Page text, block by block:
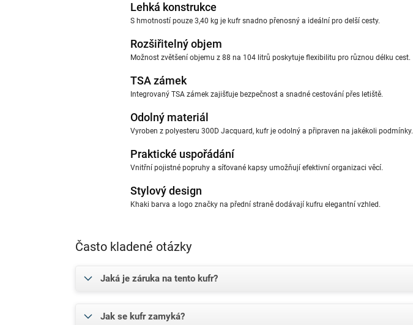
Lehká konstrukce
S hmotností pouze 3,40 kg je kufr snadno přenosný a ideální pro delší cesty.
Rozšiřitelný objem
Možnost zvětšení objemu z 88 na 104 litrů poskytuje flexibilitu pro různou délku cest.
TSA zámek
Integrovaný TSA zámek zajišťuje bezpečnost a snadné cestování přes letiště.
Odolný materiál
Vyroben z polyesteru 300D Jacquard, kufr je odolný a připraven na jakékoli podmínky.
Praktické uspořádání
Vnitřní pojistné popruhy a síťované kapsy umožňují efektivní organizaci věcí.
Stylový design
Khaki barva a logo značky na přední straně dodávají kufru elegantní vzhled.
Často kladené otázky
Jaká je záruka na tento kufr?
Jak se kufr zamyká?